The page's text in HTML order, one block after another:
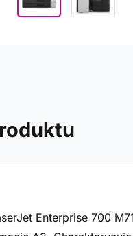
Enterprise 700